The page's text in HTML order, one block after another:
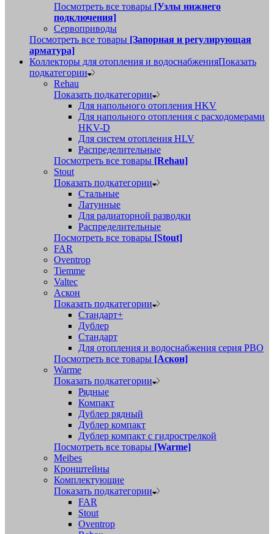
Посмотреть все товары [Узлы нижнего
подключения]
Сервоприводы
Посмотреть все товары [Запорная и регулирующая
арматура]
Коллекторы для отопления и водоснабженияПоказать
подкатегории
Rehau
Показать подкатегории
Для напольного отопления HKV
Для напольного отопления с расходомерами
HKV-D
Для систем отопления HLV
Распределительные
Посмотреть все товары [Rehau]
Stout
Показать подкатегории
Стальные
Латунные
Для радиаторной разводки
Распределительные
Посмотреть все товары [Stout]
FAR
Oventrop
Tiemme
Valtec
Аскон
Показать подкатегории
Стандарт+
Дублер
Стандарт
Для отопления и водоснабжения серия РВО
Посмотреть все товары [Аскон]
Warme
Показать подкатегории
Рядные
Компакт
Дублер рядный
Дублер компакт
Дублер компакт с гидрострелкой
Посмотреть все товары [Warme]
Meibes
Кронштейны
Комплектующие
Показать подкатегории
FAR
Stout
Oventrop